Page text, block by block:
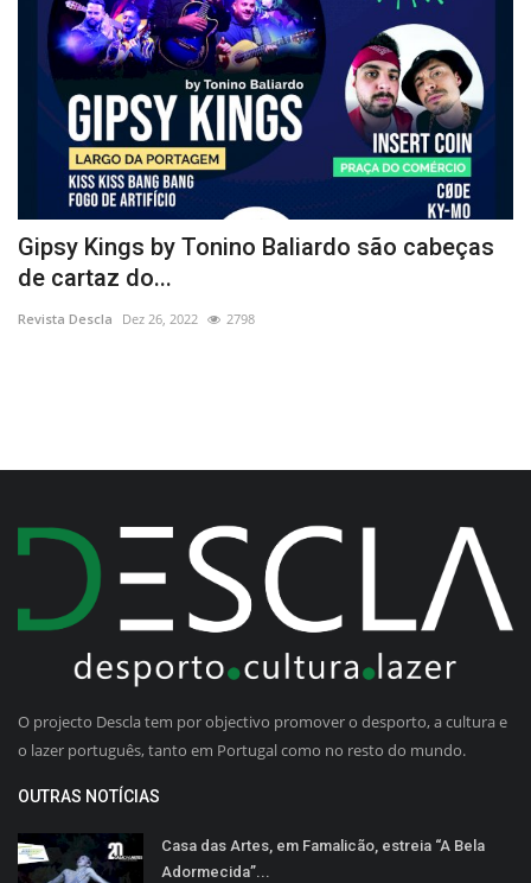
Gipsy Kings by Tonino Baliardo são cabeças
de cartaz do...
Revista Descla Dez 26, 2022 2798
O projecto Descla tem por objectivo promover o desporto, a cultura e
o lazer português, tanto em Portugal como no resto do mundo.
OUTRAS NOTÍCIAS
Casa das Artes, em Famalicão, estreia “A Bela
Adormecida”...